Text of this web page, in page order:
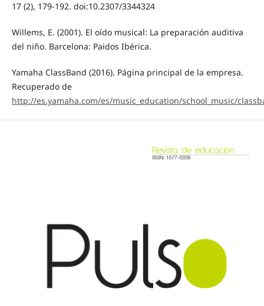
17 (2), 179-192. doi:10.2307/3344324
Willems, E. (2001). El oído musical: La preparación auditiva
del niño. Barcelona: Paidos Ibérica.
Yamaha ClassBand (2016). Página principal de la empresa.
Recuperado de
http://es.yamaha.com/es/music_education/school_music/